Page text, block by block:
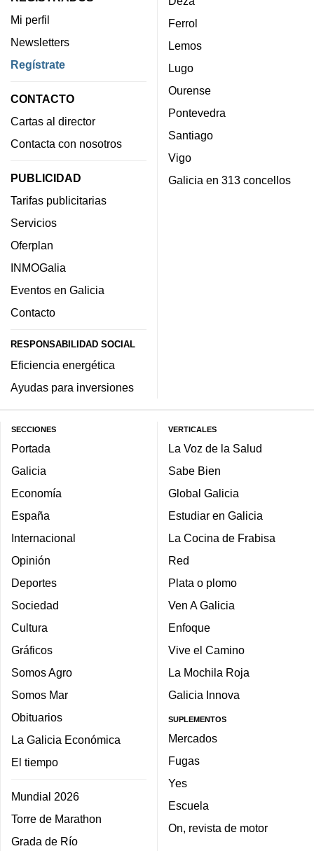
Mi perfil
Newsletters
Regístrate
CONTACTO
Cartas al director
Contacta con nosotros
PUBLICIDAD
Tarifas publicitarias
Servicios
Oferplan
INMOGalia
Eventos en Galicia
Contacto
RESPONSABILIDAD SOCIAL
Eficiencia energética
Ayudas para inversiones
Ferrol
Lemos
Lugo
Ourense
Pontevedra
Santiago
Vigo
Galicia en 313 concellos
SECCIONES
Portada
Galicia
Economía
España
Internacional
Opinión
Deportes
Sociedad
Cultura
Gráficos
Somos Agro
Somos Mar
Obituarios
La Galicia Económica
El tiempo
Mundial 2026
Torre de Marathon
Grada de Río
VERTICALES
La Voz de la Salud
Sabe Bien
Global Galicia
Estudiar en Galicia
La Cocina de Frabisa
Red
Plata o plomo
Ven A Galicia
Enfoque
Vive el Camino
La Mochila Roja
Galicia Innova
SUPLEMENTOS
Mercados
Fugas
Yes
Escuela
On, revista de motor